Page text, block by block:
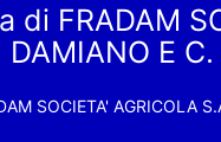
FRADAM
DAMIANO E C.
SOCIETA' AGRICOLA